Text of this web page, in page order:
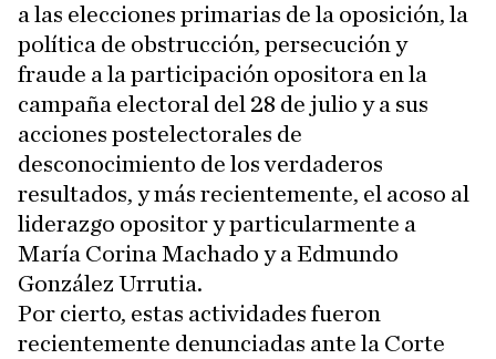
a las elecciones primarias de la oposición, la
política de obstrucción, persecución y
fraude a la participación opositora en la
campaña electoral del 28 de julio y a sus
acciones postelectorales de
desconocimiento de los verdaderos
resultados, y más recientemente, el acoso al
liderazgo opositor y particularmente a
María Corina Machado y a Edmundo
González Urrutia.
Por cierto, estas actividades fueron
recientemente denunciadas ante la Corte